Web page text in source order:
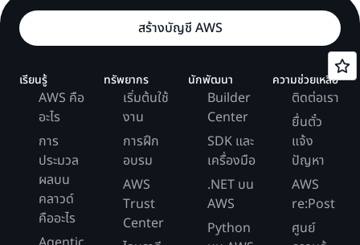
สร้างบัญชี AWS
เรียนรู้
AWS คือ
อะไร
การ
ประมวล
ผลบน
คลาวด์
คืออะไร
ทรัพยากร
เริ่มต้นใช้
งาน
การฝึก
อบรม
AWS
Trust
Center
นักพัฒนา
Builder
Center
SDK และ
เครื่องมือ
.NET บน
AWS
Python
ความช่วยเหลือ
ติดต่อเรา
ยื่นตั๋ว
แจ้ง
ปัญหา
AWS
re:Post
ศูนย์